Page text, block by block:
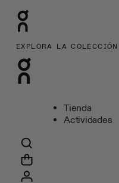
EXPLORA LA COLECCIÓN
Tienda
Actividades